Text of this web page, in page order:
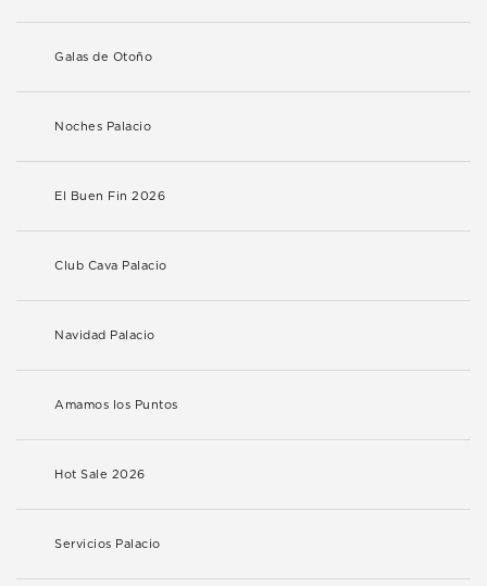
Galas de Otoño
Noches Palacio
El Buen Fin 2026
Club Cava Palacio
Navidad Palacio
Amamos los Puntos
Hot Sale 2026
Servicios Palacio